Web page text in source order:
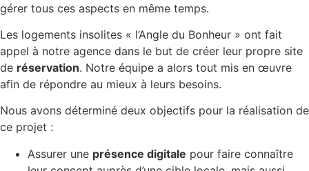
gérer tous ces aspects en même temps.
Les logements insolites « l’Angle du Bonheur » ont fait
appel à notre agence dans le but de créer leur propre site
de réservation. Notre équipe a alors tout mis en œuvre
afin de répondre au mieux à leurs besoins.
Nous avons déterminé deux objectifs pour la réalisation de
ce projet :
Assurer une présence digitale pour faire connaître